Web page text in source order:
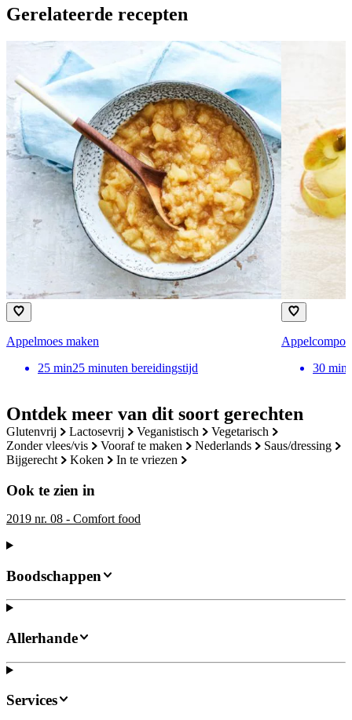
Ontdek meer van dit soort gerechten
glutenvrij lactosevrij veganistisch
vegetarisch
zonder vlees/vis
vooraf te maken nederlands
saus/dressing
bijgerecht
koken in te vriezen
Ook te zien in
2019 nr. 08 - Comfort food
Gerelateerde recepten
Appelmoes maken
25 min25 minuten bereidingstijd
30 min
Boodschappen
Allerhande
Services